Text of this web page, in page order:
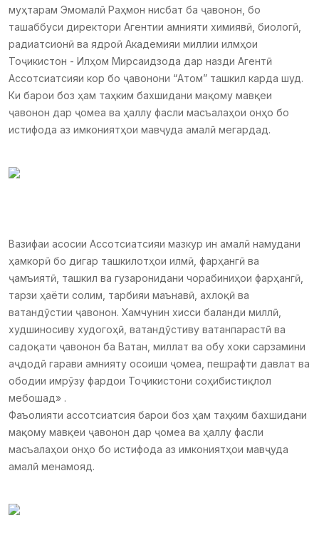
муҳтарам Эмомалӣ Раҳмон нисбат ба ҷавонон, бо
ташаббуси директори Агентии амнияти химиявӣ, биологӣ,
радиатсионӣ ва ядроӣ Академияи миллии илмҳои
Тоҷикистон - Илҳом Мирсаидзода дар назди Агентӣ
Ассотсиатсияи кор бо ҷавонони “Атом” ташкил карда шуд.
Ки барои боз ҳам таҳким бахшидани мақому мавқеи
ҷавонон дар ҷомеа ва ҳаллу фасли масъалаҳои онҳо бо
истифода аз имкониятҳои мавҷуда амалӣ мегардад.
Вазифаи асосии Ассотсиатсияи мазкур ин амалӣ намудани
ҳамкорӣ бо дигар ташкилотҳои илмӣ, фарҳангӣ ва
ҷамъиятӣ, ташкил ва гузаронидани чорабиниҳои фарҳангӣ,
тарзи ҳаёти солим, тарбияи маънавӣ, ахлоқӣ ва
ватандӯстии ҷавонон. Хамчунин хисси баланди миллӣ,
худшиносиву худогоҳӣ, ватандӯстиву ватанпарастӣ ва
садоқати ҷавонон ба Ватан, миллат ва обу хоки сарзамини
аҷдодӣ гарави амнияту осоиши ҷомеа, пешрафти давлат ва
ободии имрӯзу фардои Тоҷикистони соҳибистиқлол
мебошад» .
Фаъолияти ассотсиатсия барои боз ҳам таҳким бахшидани
мақому мавқеи ҷавонон дар ҷомеа ва ҳаллу фасли
масъалаҳои онҳо бо истифода аз имкониятҳои мавҷуда
амалӣ менамояд.